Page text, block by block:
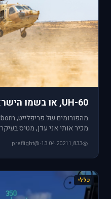
UH-60, או בשמו הישראלי הינשוף
מוגבלת לכל
1,833
13.04.2021
·
@preflight
כללי